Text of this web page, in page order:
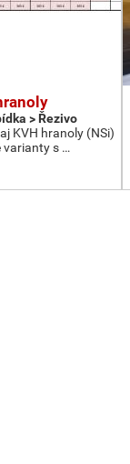
> Řezivo
KVH hranoly (NSi)
varianty s …